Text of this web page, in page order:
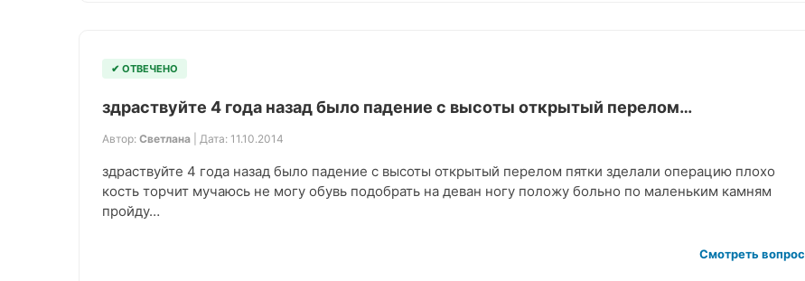
✔ ОТВЕЧЕНО
здраствуйте 4 года назад было падение с высоты открытый перелом…
Автор: Светлана | Дата: 11.10.2014
здраствуйте 4 года назад было падение с высоты открытый перелом пятки зделали операцию плохо
кость торчит мучаюсь не могу обувь подобрать на деван ногу положу больно по маленьким камням
пройду…
Смотреть вопрос